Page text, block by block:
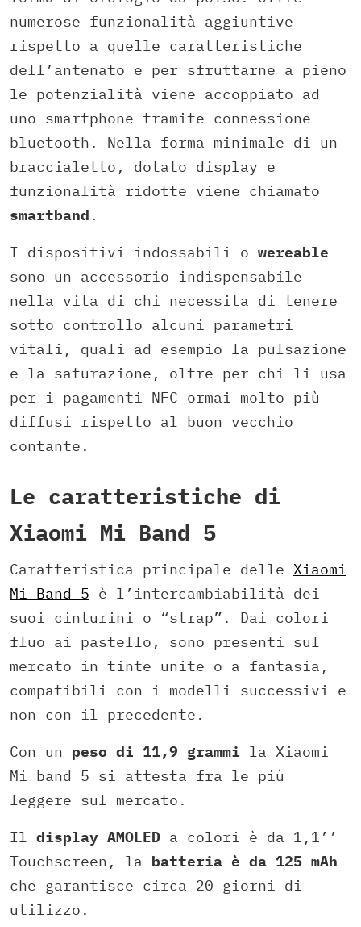
numerose funzionalità aggiuntive
rispetto a quelle caratteristiche
dell’antenato e per sfruttarne a pieno
le potenzialità viene accoppiato ad
uno smartphone tramite connessione
bluetooth. Nella forma minimale di un
braccialetto, dotato display e
funzionalità ridotte viene chiamato
smartband .
I dispositivi indossabili o wereable
sono un accessorio indispensabile
nella vita di chi necessita di tenere
sotto controllo alcuni parametri
vitali, quali ad esempio la pulsazione
e la saturazione, oltre per chi li usa
per i pagamenti NFC ormai molto più
diffusi rispetto al buon vecchio
contante.
Le caratteristiche di
Xiaomi Mi Band 5
Caratteristica principale delle Xiaomi
Mi Band 5 è l’intercambiabilità dei
suoi cinturini o “strap”. Dai colori
fluo ai pastello, sono presenti sul
mercato in tinte unite o a fantasia,
compatibili con i modelli successivi e
non con il precedente.
Con un peso di 11,9 grammi la Xiaomi
Mi band 5 si attesta fra le più
leggere sul mercato.
Il display AMOLED a colori è da 1,1’’
Touchscreen, la batteria è da 125 mAh
che garantisce circa 20 giorni di
utilizzo.